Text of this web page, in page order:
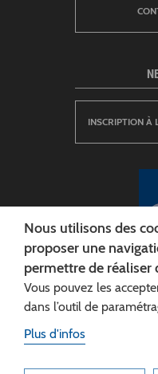
CONSEIL
INSCRIPTION À
Nous utilisons des
proposer une
permettre de réaliser
Vous pouvez les
dans l’outil de
Plus d'infos